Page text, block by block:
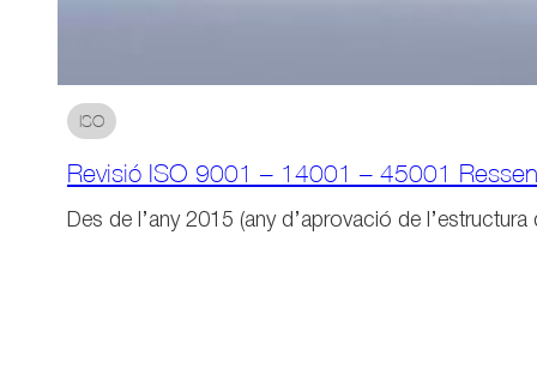
ISO
Revisió ISO 9001 – 14001 – 45001
Des de l’any 2015 (any d’aprovació de